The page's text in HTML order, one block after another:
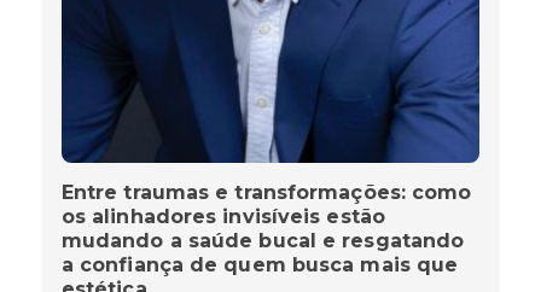
Entre traumas e transformações: como
os alinhadores invisíveis estão
mudando a saúde bucal e resgatando
a confiança de quem busca mais que